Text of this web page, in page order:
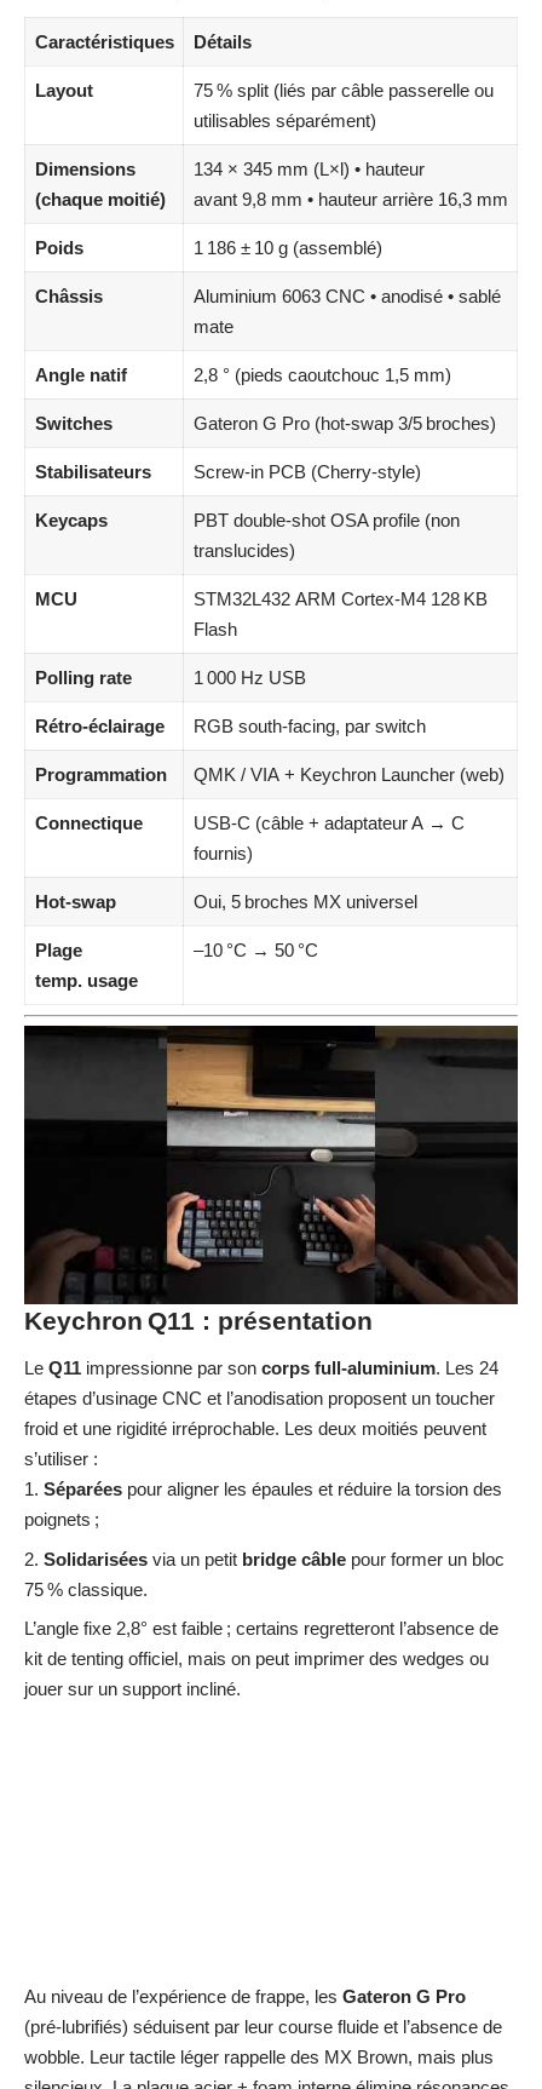
Caractéristiques Détails
Layout
75 % split (liés par câble passerelle ou
utilisables séparément)
Dimensions
(chaque moitié)
134 × 345 mm (L×l) • hauteur
avant 9,8 mm • hauteur arrière 16,3 mm
Poids 1 186 ± 10 g (assemblé)
Châssis
Aluminium 6063 CNC • anodisé • sablé
mate
Angle natif 2,8 ° (pieds caoutchouc 1,5 mm)
Switches Gateron G Pro (hot‑swap 3/5 broches)
Stabilisateurs Screw‑in PCB (Cherry‑style)
Keycaps
PBT double‑shot OSA profile (non
translucides)
MCU
STM32L432 ARM Cortex‑M4 128 KB
Flash
Polling rate 1 000 Hz USB
Rétro‑éclairage RGB south‑facing, par switch
Programmation QMK / VIA + Keychron Launcher (web)
Connectique
USB‑C (câble + adaptateur A → C
fournis)
Hot‑swap Oui, 5 broches MX universel
Plage
temp. usage
–10 °C → 50 °C
Keychron Q11 : présentation
Le Q11 impressionne par son corps full‑aluminium. Les 24
étapes d’usinage CNC et l’anodisation proposent un toucher
froid et une rigidité irréprochable. Les deux moitiés peuvent
s’utiliser :
Séparées pour aligner les épaules et réduire la torsion des
poignets ;
Solidarisées via un petit bridge câble pour former un bloc
75 % classique.
L’angle fixe 2,8° est faible ; certains regretteront l’absence de
kit de tenting officiel, mais on peut imprimer des wedges ou
jouer sur un support incliné.
Au niveau de l’expérience de frappe, les Gateron G Pro
(pré‑lubrifiés) séduisent par leur course fluide et l’absence de
wobble. Leur tactile léger rappelle des MX Brown, mais plus